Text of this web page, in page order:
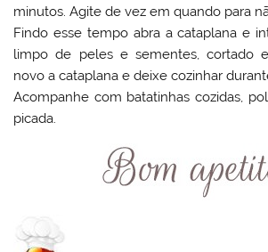
minutos. Agite de vez em quando para
Findo esse tempo abra a cataplana e
limpo de peles e sementes, cortado
novo a cataplana e deixe cozinhar
Acompanhe com batatinhas cozidas,
picada.